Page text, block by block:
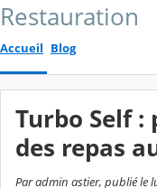
Restauration
Accueil Blog
Turbo Self
des repas
Par admin astier, publié le